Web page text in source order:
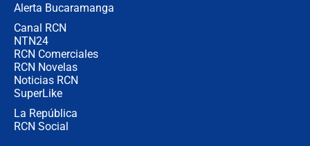
Alerta Bucaramanga
Canal RCN
NTN24
RCN Comerciales
RCN Novelas
Noticias RCN
SuperLike
La República
RCN Social